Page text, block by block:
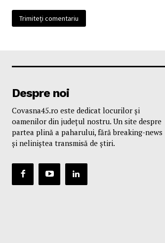
Despre noi
Covasna45.ro este dedicat locurilor și
oamenilor din județul nostru. Un site despre
partea plină a paharului, fără breaking-news
și neliniștea transmisă de știri.